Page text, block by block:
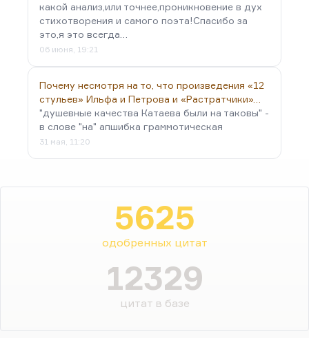
какой анализ,или точнее,проникновение в дух
стихотворения и самого поэта!Спасибо за
это,я это всегда…
06 июня, 19:21
Почему несмотря на то, что произведения «12
стульев» Ильфа и Петрова и «Растратчики»…
"душевные качества Катаева были на таковы" -
в слове "на" апшибка граммотическая
31 мая, 11:20
5625
одобренных цитат
12329
цитат в базе